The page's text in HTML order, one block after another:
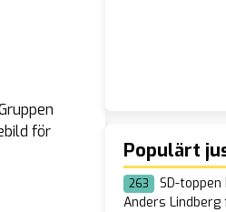
för
Populärt
263
SD-
Anders Lindberg